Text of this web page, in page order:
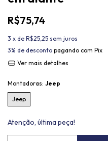
R$75,74
3 x de R$25,25 sem juros
3% de desconto pagando com Pix
Ver mais detalhes
Montadoras: Jeep
Jeep
Atenção, última peça!